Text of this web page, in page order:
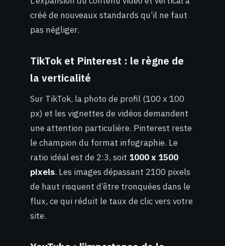
créé de nouveaux standards qu’il ne faut
pas négliger.
TikTok et Pinterest : le règne de
la verticalité
Sur TikTok, la photo de profil (100 x 100
px) et les vignettes de vidéos demandent
une attention particulière. Pinterest reste
le champion du format infographie. Le
ratio idéal est de 2:3, soit 1000 x 1500
pixels. Les images dépassant 2100 pixels
de haut risquent d’être tronquées dans le
flux, ce qui réduit le taux de clic vers votre
site.